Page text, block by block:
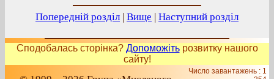
Попередній розділ | Вище | Наступний розділ
Сподобалась сторінка? Допоможітьрозвитку нашого
сайту!
Число завантажень : 1